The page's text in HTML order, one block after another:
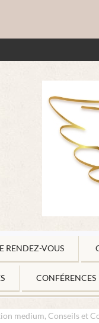
RENDEZ-VOUS
CONFÉRENCES
medium, Conseils et